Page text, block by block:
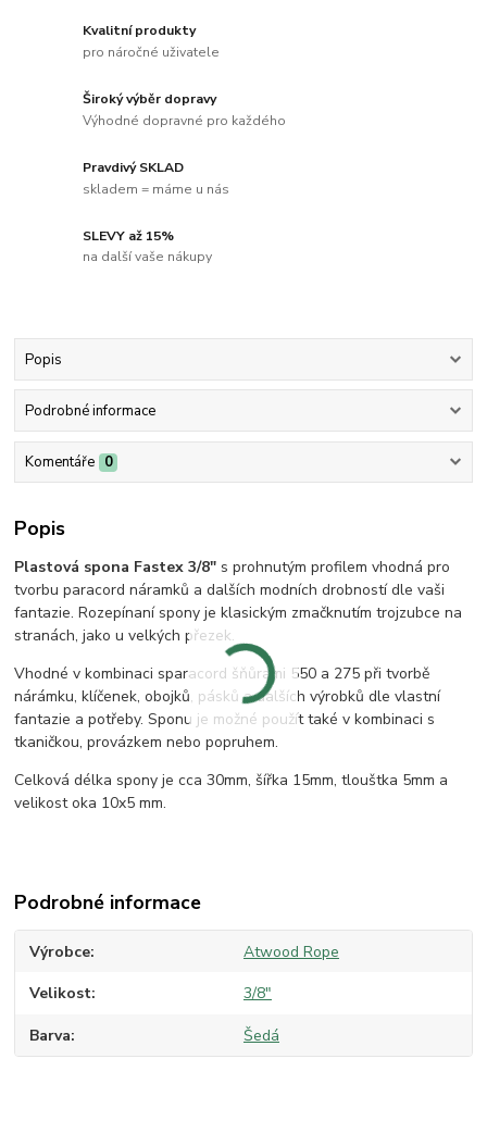
Kvalitní produkty
pro náročné uživatele
Široký výběr dopravy
Výhodné dopravné pro každého
Pravdivý SKLAD
skladem = máme u nás
SLEVY až 15%
na další vaše nákupy
Popis
Podrobné informace
Komentáře 0
Popis
Plastová spona Fastex3/8" s prohnutým profilem vhodná pro
tvorbu paracord náramků a dalších modních drobností dle vaši
fantazie. Rozepínaní spony je klasickým zmačknutím trojzubce na
stranách, jako u velkých přezek.
Vhodné v kombinaci sparacord šňůrami 550 a 275 při tvorbě
nárámku, klíčenek, obojků, pásků a dalších výrobků dle vlastní
fantazie a potřeby. Sponu je možné použít také v kombinaci s
tkaničkou, provázkem nebo popruhem.
Celková délka spony je cca 30mm, šířka 15mm, tlouštka 5mm a
velikost oka 10x5 mm.
Podrobné informace
Výrobce Atwood Rope
Velikost 3/8"
Barva Šedá